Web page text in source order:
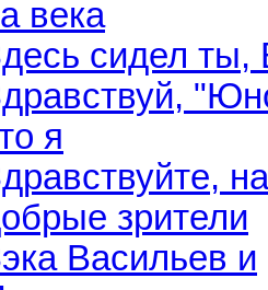
века
сидел ты,
я
зрители
Васильев и